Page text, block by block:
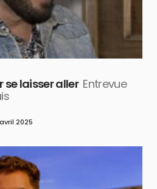
se laisser aller Entrevue
2025